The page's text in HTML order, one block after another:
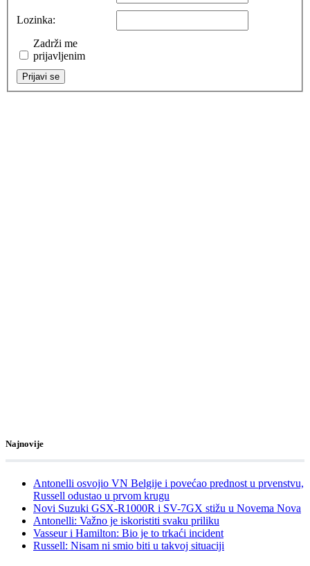
Lozinka:
Zadrži me
prijavljenim
Prijavi se
Najnovije
Antonelli osvojio VN Belgije i povećao prednost u prvenstvu,
Russell odustao u prvom krugu
Novi Suzuki GSX-R1000R i SV-7GX stižu u Novema Nova
Antonelli: Važno je iskoristiti svaku priliku
Vasseur i Hamilton: Bio je to trkaći incident
Russell: Nisam ni smio biti u takvoj situaciji